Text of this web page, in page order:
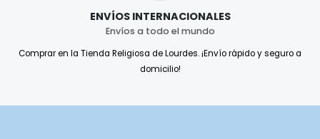
ENVÍOS INTERNACIONALES
Envíos a todo el mundo
Comprar en la Tienda Religiosa de Lourdes. ¡Envío rápido y seguro a
domicilio!